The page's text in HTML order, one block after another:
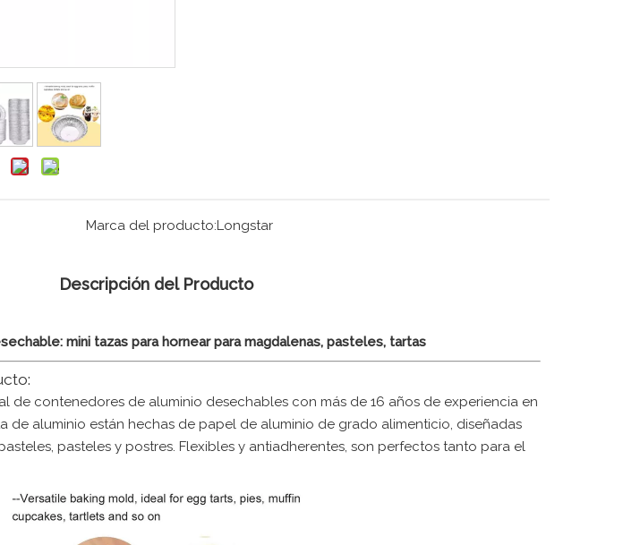
Marca del producto:Longstar
Descripción del Producto
mini tazas para hornear para magdalenas, pasteles, tartas
de contenedores de aluminio desechables con más de 16 años de experiencia en
de aluminio están hechas de papel de aluminio de grado alimenticio, diseñadas
pasteles y postres. Flexibles y antiadherentes, son perfectos tanto para el